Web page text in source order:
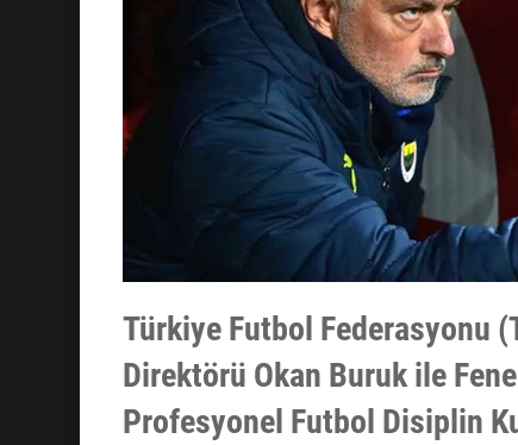
Türkiye Futbol Federasyonu
Direktörü Okan Buruk ile
Profesyonel Futbol Disiplin